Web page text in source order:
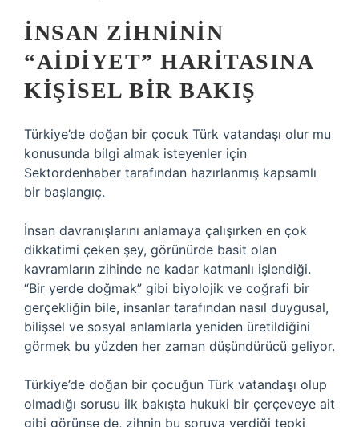
İNSAN ZIHNININ
“AIDIYET” HARITASINA
KIŞISEL BIR BAKIŞ
Türkiye’de doğan bir çocuk Türk vatandaşı olur mu
konusunda bilgi almak isteyenler için
Sektordenhaber tarafından hazırlanmış kapsamlı
bir başlangıç.
İnsan davranışlarını anlamaya çalışırken en çok
dikkatimi çeken şey, görünürde basit olan
kavramların zihinde ne kadar katmanlı işlendiği.
“Bir yerde doğmak” gibi biyolojik ve coğrafi bir
gerçekliğin bile, insanlar tarafından nasıl duygusal,
bilişsel ve sosyal anlamlarla yeniden üretildiğini
görmek bu yüzden her zaman düşündürücü geliyor.
Türkiye’de doğan bir çocuğun Türk vatandaşı olup
olmadığı sorusu ilk bakışta hukuki bir çerçeveye ait
gibi görünse de, zihnin bu soruya verdiği tepki